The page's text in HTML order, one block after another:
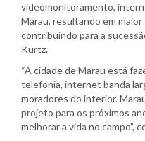
videomonitoramento,
Marau, resultando em
contribuindo para a
Kurtz.
“A cidade de Marau está
telefonia, internet banda
moradores do interior.
projeto para os próximos
melhorar a vida no campo”,